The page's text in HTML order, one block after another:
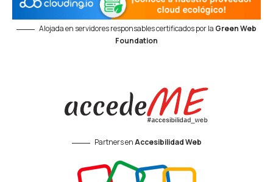
Alojada en servidores responsables certificados por la Green Web
Foundation
Partners enAccesibilidad Web